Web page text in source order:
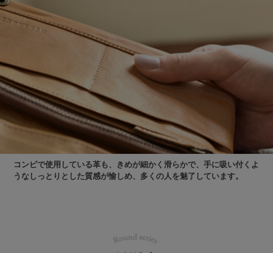
コンビで使用している革も、きめが細かく滑らかで、手に吸い付くよ
うなしっとりとした質感が愉しめ、多くの人を魅了しています。